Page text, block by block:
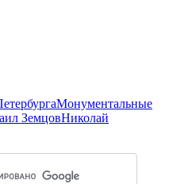
Монументальные
ЗемцовНиколай